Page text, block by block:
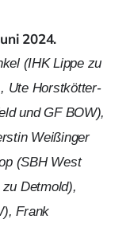
2024.
(IHK Lippe zu
Ute Horstkötter-
und GF BOW),
Weißinger
(SBH West
Detmold),
Frank